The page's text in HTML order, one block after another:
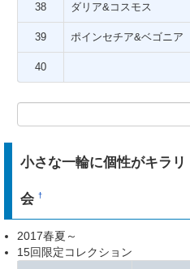
38 ダリア&コスモス
39 ポインセチア&ベゴニア
40
小さな一輪に個性がキラ
会†
2017春夏～
15回限定コレクション